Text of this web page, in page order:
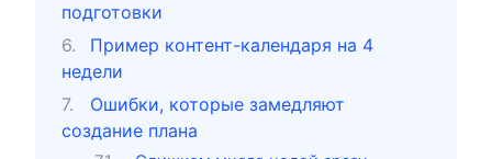
подготовки
Пример контент-календаря на 4
недели
Ошибки, которые замедляют
создание плана